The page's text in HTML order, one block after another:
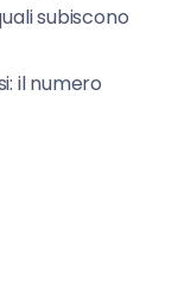
subiscono
il numero